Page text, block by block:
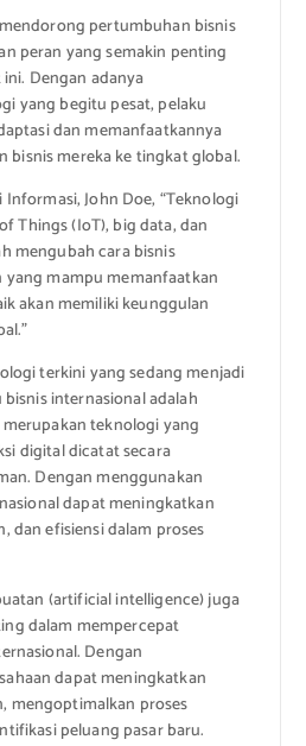
pertumbuhan bisnis
peran yang semakin penting
Dengan adanya
yang begitu pesat, pelaku
dan memanfaatkannya
bisnis mereka ke tingkat global.
John Doe, “Teknologi
Things (IoT), big data, dan
mengubah cara bisnis
yang mampu memanfaatkan
akan memiliki keunggulan
terkini yang sedang menjadi
internasional adalah
teknologi yang
digital dicatat secara
Dengan menggunakan
dapat meningkatkan
dan efisiensi dalam proses
(artificial intelligence) juga
dalam mempercepat
Dengan
dapat meningkatkan
mengoptimalkan proses
peluang pasar baru.